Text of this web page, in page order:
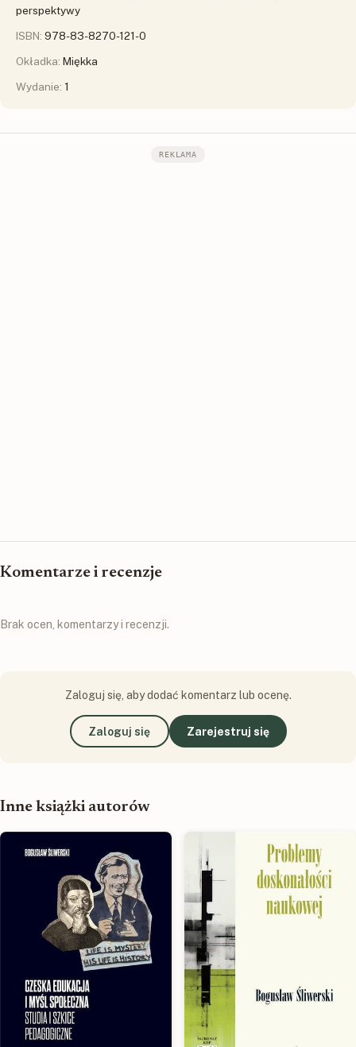
perspektywy
ISBN: 978-83-8270-121-0
Okładka: Miękka
Wydanie: 1
REKLAMA
Komentarze i recenzje
Brak ocen, komentarzy i recenzji.
Zaloguj się, aby dodać komentarz lub ocenę.
Zaloguj się Zarejestruj się
Inne książki autorów